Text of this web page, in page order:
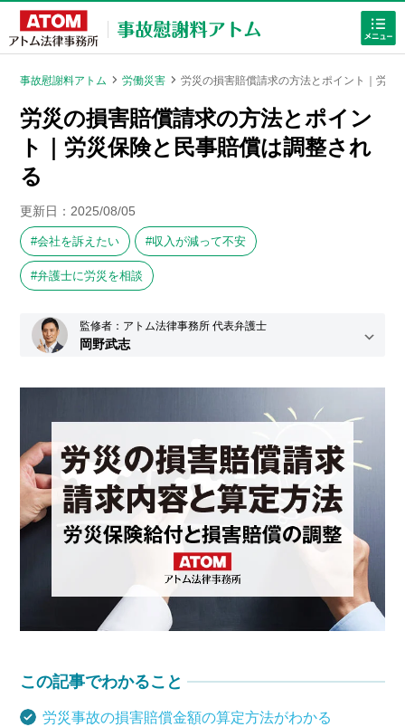
ホームに戻る
事故の慰謝料について知りたい方
労働災害
学校事故
介護事故
医療事故
その他事故
事故の一般情報
事故慰謝料アトム -
労働災害 -
労災の損害賠償請求の方法とポイント｜労災
労災の損害賠償請求の方法とポイン
ト｜労災保険と民事賠償は調整され
る
更新日： 2025/08/05
会社を訴えたい 収入が減って不安
弁護士に労災を相談
監修者：アトム法律事務所 代表弁護士
岡野武志
この記事でわかること
労災事故の損害賠償金額の算定方法がわかる